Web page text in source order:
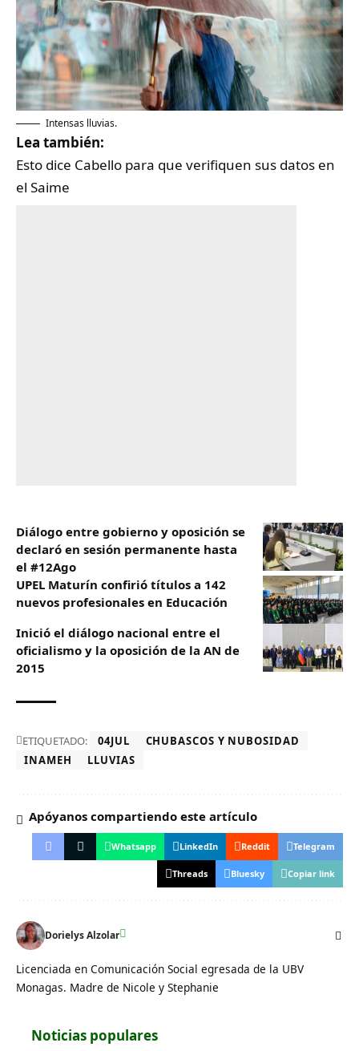
Intensas lluvias.
Lea también:
Esto dice Cabello para que verifiquen sus datos en
el Saime
Diálogo entre gobierno y oposición se
declaró en sesión permanente hasta
el #12Ago
UPEL Maturín confirió títulos a 142
nuevos profesionales en Educación
Inició el diálogo nacional entre el
oficialismo y la oposición de la AN de
2015
ETIQUETADO: 04JUL
CHUBASCOS Y NUBOSIDAD
INAMEH
LLUVIAS
Apóyanos compartiendo este artículo
Whatsapp LinkedIn Reddit Telegram
Threads Bluesky Copiar link
Dorielys Alzolar
Licenciada en Comunicación Social egresada de la UBV
Monagas. Madre de Nicole y Stephanie
Noticias populares